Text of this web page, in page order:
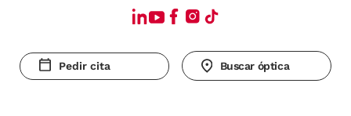
Pedir cita Buscar óptica